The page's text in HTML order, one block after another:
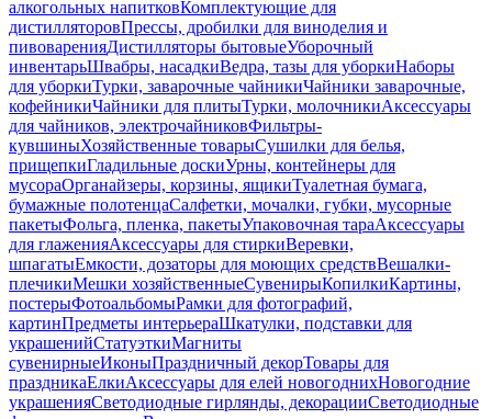
алкогольных напитковКомплектующие для
дистилляторовПрессы, дробилки для виноделия и
пивоваренияДистилляторы бытовыеУборочный
инвентарьШвабры, насадкиВедра, тазы для уборкиНаборы
для уборкиТурки, заварочные чайникиЧайники заварочные,
кофейникиЧайники для плитыТурки, молочникиАксессуары
для чайников, электрочайниковФильтры-
кувшиныХозяйственные товарыСушилки для белья,
прищепкиГладильные доскиУрны, контейнеры для
мусораОрганайзеры, корзины, ящикиТуалетная бумага,
бумажные полотенцаСалфетки, мочалки, губки, мусорные
пакетыФольга, пленка, пакетыУпаковочная тараАксессуары
для глаженияАксессуары для стиркиВеревки,
шпагатыЕмкости, дозаторы для моющих средствВешалки-
плечикиМешки хозяйственныеСувенирыКопилкиКартины,
постерыФотоальбомыРамки для фотографий,
картинПредметы интерьераШкатулки, подставки для
украшенийСтатуэткиМагниты
сувенирныеИконыПраздничный декорТовары для
праздникаЕлкиАксессуары для елей новогоднихНовогодние
украшенияСветодиодные гирлянды, декорацииСветодиодные